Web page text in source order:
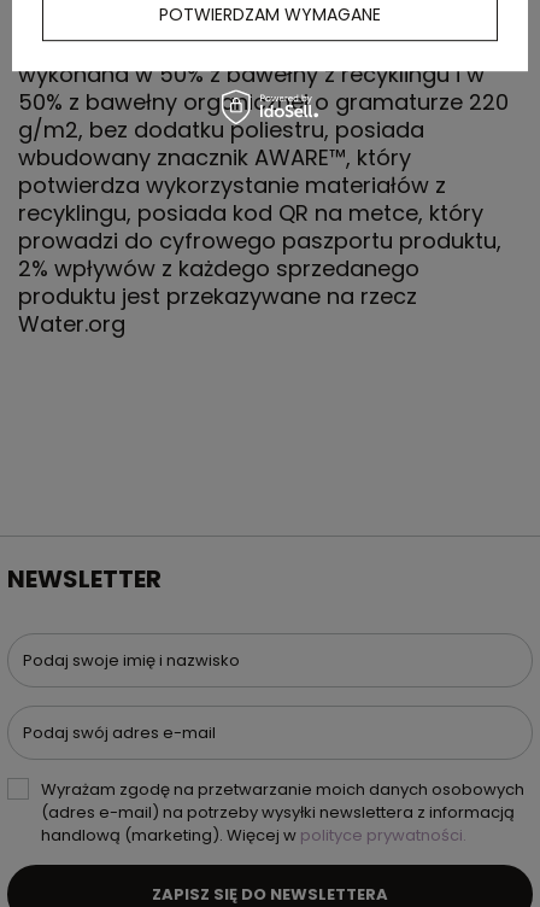
Koszulka polo, damska, zapięcie na 3 guziki,
krój medium, splot Pique, krótkie rękawy,
wykonana w 50% z bawełny z recyklingu i w
50% z bawełny organicznej o gramaturze 220
g/m2, bez dodatku poliestru, posiada
wbudowany znacznik AWARE™, który
potwierdza wykorzystanie materiałów z
recyklingu, posiada kod QR na metce, który
prowadzi do cyfrowego paszportu produktu,
2% wpływów z każdego sprzedanego
produktu jest przekazywane na rzecz
Water.org
NEWSLETTER
Podaj swoje imię i nazwisko
Podaj swój adres e-mail
Wyrażam zgodę na przetwarzanie moich danych osobowych
(adres e-mail) na potrzeby wysyłki newslettera z informacją
handlową (marketing). Więcej w polityce prywatności.
ZAPISZ SIĘ DO NEWSLETTERA
POTWIERDZAM WYMAGANE